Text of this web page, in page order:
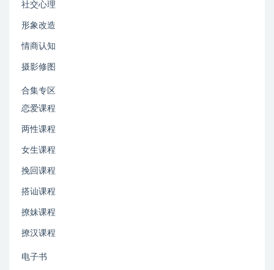
社交心理
形象改造
情商认知
摄影修图
合集专区
恋爱课程
两性课程
女生课程
挽回课程
搭讪课程
撩妹课程
撩汉课程
电子书